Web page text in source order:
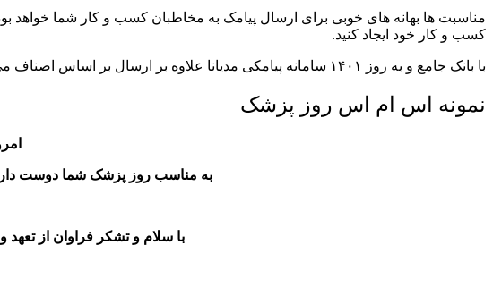
مناسبت ها بهانه های خوبی برای ارسال پیامک به مخاطبان کسب و کار شما خواهد
کسب و کار خود ایجاد کنید.
با بانک جامع و به روز ۱۴۰۱ سامانه پیامکی مدیانا علاوه بر ارسال بر اساس اصناف می توانید مخاطبان هدف کسب و کار خود را بر اساس کدپستی، منطقه، سن و جنسیت و … انتخاب کنید.
نمونه اس ام اس روز پزشک
به مناسب روز پزشک شما دوست دار
با سلام و تشکر فراوان از تعهد و